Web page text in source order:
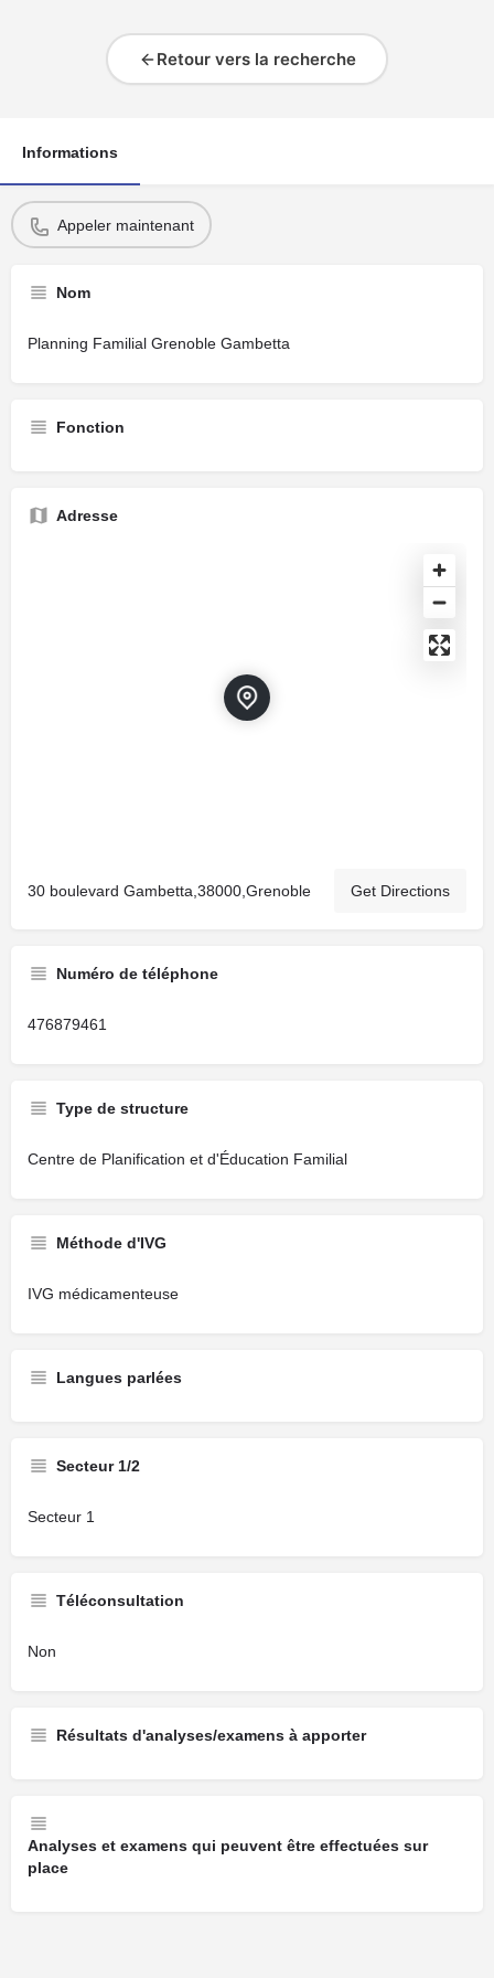
Retour vers la recherche
Informations
Appeler maintenant
Nom
Planning Familial Grenoble Gambetta
Fonction
Adresse
30 boulevard Gambetta,38000,Grenoble Get Directions
Numéro de téléphone
476879461
Type de structure
Centre de Planification et d'Éducation Familial
Méthode d'IVG
IVG médicamenteuse
Langues parlées
Secteur 1/2
Secteur 1
Téléconsultation
Non
Résultats d'analyses/examens à apporter
Analyses et examens qui peuvent être effectuées sur
place